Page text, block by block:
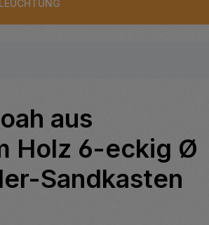
aus
Holz 6-eckig Ø
Sandkasten